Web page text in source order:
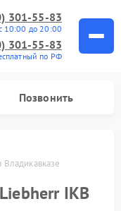
301-55-83
10:00 до 20:00
301-55-83
по РФ
Позвонить
IKB